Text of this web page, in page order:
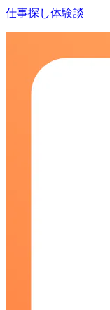
仕事探し体験談